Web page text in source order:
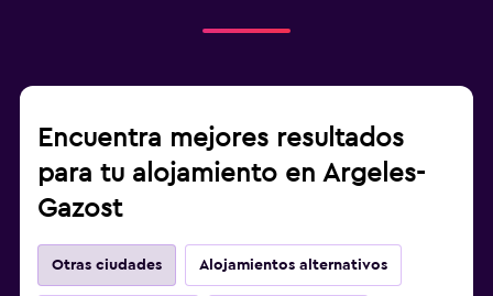
Encuentra mejores resultados
para tu alojamiento en Argeles-
Gazost
Otras ciudades Alojamientos alternativos